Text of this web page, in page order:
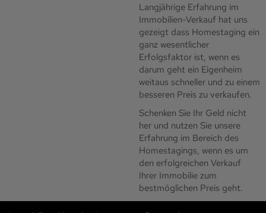
Langjährige Erfahrung im
Immobilien-Verkauf hat uns
gezeigt dass Homestaging ein
ganz wesentlicher
Erfolgsfaktor ist, wenn es
darum geht ein Eigenheim
weitaus schneller und zu einem
besseren Preis zu verkaufen.
Schenken Sie Ihr Geld nicht
her und nutzen Sie unsere
Erfahrung im Bereich des
Homestagings, wenn es um
den erfolgreichen Verkauf
Ihrer Immobilie zum
bestmöglichen Preis geht.